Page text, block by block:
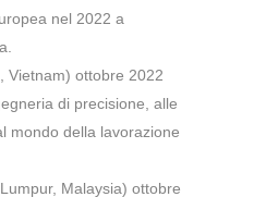
nel 2022 a
Vietnam) ottobre 2022
di precisione, alle
mondo della lavorazione
Malaysia) ottobre